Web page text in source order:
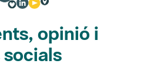
opinió i